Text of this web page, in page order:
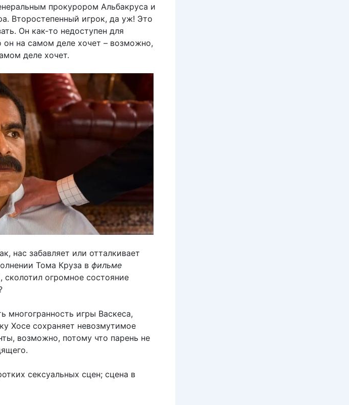
прокурором Альбакруса и
Второстепенный игрок, да уж! Это
Он как-то недоступен для
он на самом деле хочет – возможно,
деле хочет.
нас забавляет или отталкивает
Тома Круза в фильме
сколотил огромное состояние
многогранность игры Васкеса,
Хосе сохраняет невозмутимое
возможно, потому что парень не
сексуальных сцен; сцена в